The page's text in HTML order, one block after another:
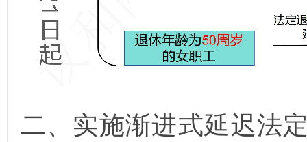
二、实施渐进式延迟法